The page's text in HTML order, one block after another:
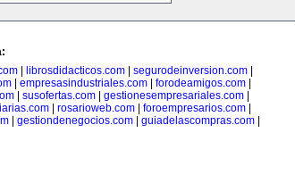
librosdidacticos.com segurodeinversion.com
empresasindustriales.com forodeamigos.com
susofertas.com gestionesempresariales.com
rosarioweb.com foroempresarios.com
| gestiondenegocios.com| guiadelascompras.com|